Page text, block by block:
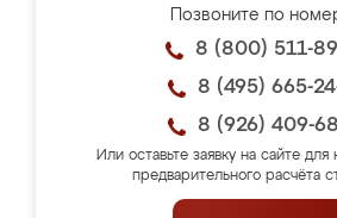
Позвоните по
8 (800) 511-
8 (495) 665-
8 (926) 409-
Или оставьте заявку на сайте для
предварительного расчёта